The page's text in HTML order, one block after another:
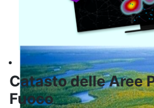
Informatica
Catasto delle Aree
Fuoco